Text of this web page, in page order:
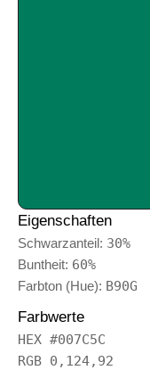
Eigenschaften
Schwarzanteil: 30%
Buntheit: 60%
Farbton (Hue): B90G
Farbwerte
HEX #007C5C
RGB 0,124,92